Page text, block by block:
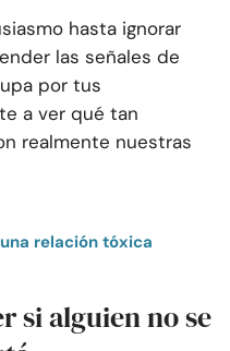
hasta ignorar
las señales de
por tus
a ver qué tan
realmente nuestras
relación tóxica
si alguien no se